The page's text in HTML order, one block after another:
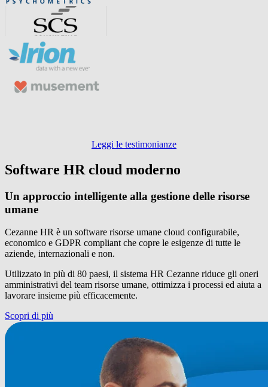
Leggi le testimonianze
Software HR cloud moderno
Un approccio intelligente alla gestione delle risorse
umane
Cezanne HR è un software risorse umane cloud configurabile,
economico e GDPR compliant che copre le esigenze di tutte le
aziende, internazionali e non.
Utilizzato in più di 80 paesi, il sistema HR Cezanne riduce gli oneri
amministrativi del team risorse umane, ottimizza i processi ed aiuta a
lavorare insieme più efficacemente.
Scopri di più